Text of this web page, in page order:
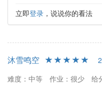
立即登录 ，说说你的看法
沐雪鸣空
难度：中等
作业：很少 给